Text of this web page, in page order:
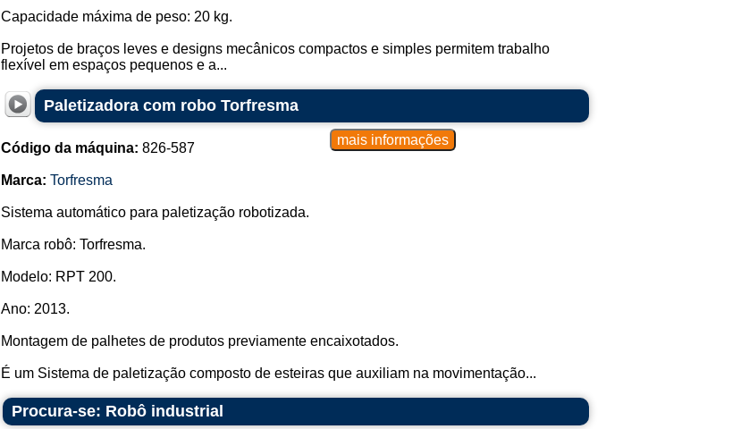
Capacidade máxima de peso: 20 kg.
Projetos de braços leves e designs mecânicos compactos e simples permitem trabalho
flexível em espaços pequenos e a...
Paletizadora com robo Torfresma
Código da máquina: 826-587
Marca: Torfresma
Sistema automático para paletização robotizada.
Marca robô: Torfresma.
Modelo: RPT 200.
Ano: 2013.
Montagem de palhetes de produtos previamente encaixotados.
É um Sistema de paletização composto de esteiras que auxiliam na movimentação...
Procura-se: Robô industrial